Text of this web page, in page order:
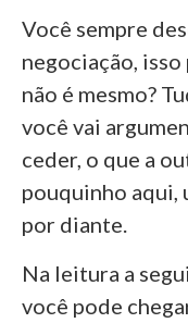
Você sempre
negociação,
não é mesmo?
você vai
ceder, o que a
pouquinho aqui,
por diante.
Na leitura a
você pode